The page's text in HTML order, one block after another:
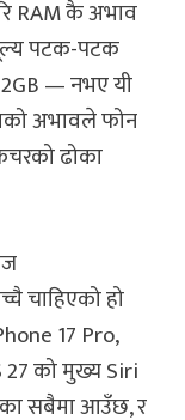
RAM कै अभाव
पटक-पटक
— नभए यी
अभावले फोन
ढोका
चाहिएको हो
17 Pro,
27 को मुख्य Siri
सबैमा आउँछ, र